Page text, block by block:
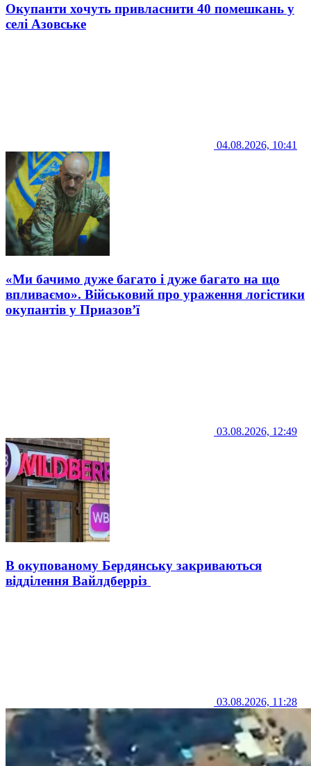
Окупанти хочуть привласнити 40 помешкань у
селі Азовське
04.08.2026, 10:41
«Ми бачимо дуже багато і дуже багато на що
впливаємо». Військовий про ураження логістики
окупантів у Приазов’ї
03.08.2026, 12:49
В окупованому Бердянську закриваються
відділення Вайлдберріз
03.08.2026, 11:28